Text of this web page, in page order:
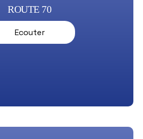
ROUTE 70
Ecouter